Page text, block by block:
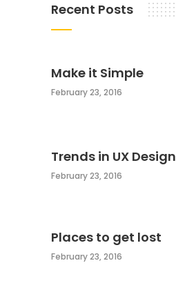
Recent Posts
Make it Simple
February 23, 2016
Trends in UX Design
February 23, 2016
Places to get lost
February 23, 2016